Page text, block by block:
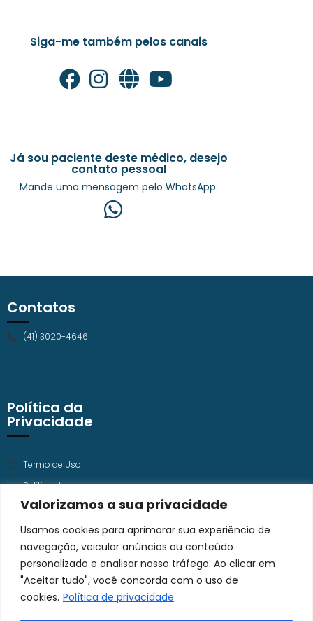
Valorizamos a sua privacidade
Usamos cookies para aprimorar sua experiência de
navegação, veicular anúncios ou conteúdo
personalizado e analisar nosso tráfego. Ao clicar em
"Aceitar tudo", você concorda com o uso de
cookies. Política de privacidade
Siga-me também pelos canais
Já sou paciente deste médico, desejo
contato pessoal
Mande uma mensagem pelo WhatsApp:
Política da
Privacidade
Termo de Uso
Política de
Privacidade
Contatos
(41) 3020-4646